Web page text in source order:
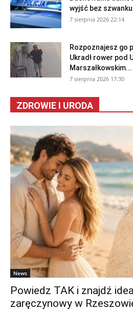
wyjść bez szwanku
7 sierpnia 2026 22:14
Rozpoznajesz go
Ukradł rower pod
Marszałkowskim...
7 sierpnia 2026 17:30
ZDROWIE I URODA
News
Powiedz TAK i znajdź
zaręczynowy w